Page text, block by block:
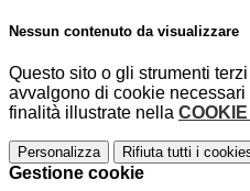
Nessun contenuto da visualizzare
Questo sito o gli strumenti
avvalgono di cookie
finalità illustrate nella
Personalizza Rifiuta tutti i
Gestione cookie